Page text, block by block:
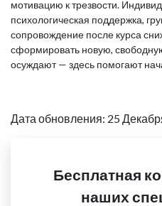
мотивацию к трезвости.
психологическая поддержка,
сопровождение после курса
сформировать новую,
осуждают — здесь помогают
Дата обновления: 25
Бесплатная
наших